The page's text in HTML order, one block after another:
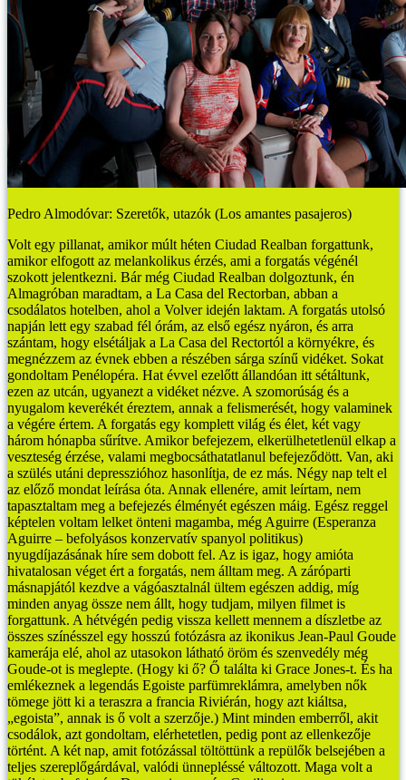
Pedro Almodóvar: Szeretők, utazók (Los amantes pasajeros)
Volt egy pillanat, amikor múlt héten Ciudad Realban forgattunk,
amikor elfogott az melankolikus érzés, ami a forgatás végénél
szokott jelentkezni. Bár még Ciudad Realban dolgoztunk, én
Almagróban maradtam, a La Casa del Rectorban, abban a
csodálatos hotelben, ahol a Volver idején laktam. A forgatás utolsó
napján lett egy szabad fél órám, az első egész nyáron, és arra
szántam, hogy elsétáljak a La Casa del Rectortól a környékre, és
megnézzem az évnek ebben a részében sárga színű vidéket. Sokat
gondoltam Penélopéra. Hat évvel ezelőtt állandóan itt sétáltunk,
ezen az utcán, ugyanezt a vidéket nézve. A szomorúság és a
nyugalom keverékét éreztem, annak a felismerését, hogy valaminek
a végére értem. A forgatás egy komplett világ és élet, két vagy
három hónapba sűrítve. Amikor befejezem, elkerülhetetlenül elkap a
veszteség érzése, valami megbocsáthatatlanul befejeződött. Van, aki
a szülés utáni depresszióhoz hasonlítja, de ez más. Négy nap telt el
az előző mondat leírása óta. Annak ellenére, amit leírtam, nem
tapasztaltam meg a befejezés élményét egészen máig. Egész reggel
képtelen voltam lelket önteni magamba, még Aguirre (Esperanza
Aguirre – befolyásos konzervatív spanyol politikus)
nyugdíjazásának híre sem dobott fel. Az is igaz, hogy amióta
hivatalosan véget ért a forgatás, nem álltam meg. A záróparti
másnapjától kezdve a vágóasztalnál ültem egészen addig, míg
minden anyag össze nem állt, hogy tudjam, milyen filmet is
forgattunk. A hétvégén pedig vissza kellett mennem a díszletbe az
összes színésszel egy hosszú fotózásra az ikonikus Jean-Paul Goude
kamerája elé, ahol az utasokon látható öröm és szenvedély még
Goude-ot is meglepte. (Hogy ki ő? Ő találta ki Grace Jones-t. És ha
emlékeznek a legendás Egoiste parfümreklámra, amelyben nők
tömege jött ki a teraszra a francia Riviérán, hogy azt kiáltsa,
„egoista”, annak is ő volt a szerzője.) Mint minden emberről, akit
csodálok, azt gondoltam, elérhetetlen, pedig pont az ellenkezője
történt. A két nap, amit fotózással töltöttünk a repülők belsejében a
teljes szereplőgárdával, valódi ünnepléssé változott. Maga volt a